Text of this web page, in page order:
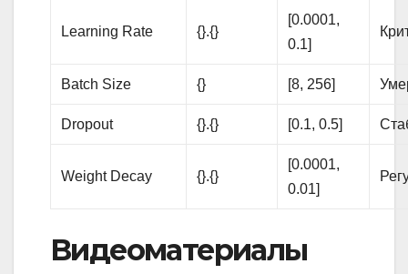
Learning Rate {}.{}
[0.0001,
0.1]
Batch Size {} [8, 256]
Dropout {}.{} [0.1, 0.5]
Weight Decay {}.{}
[0.0001,
0.01]
Видеоматериалы